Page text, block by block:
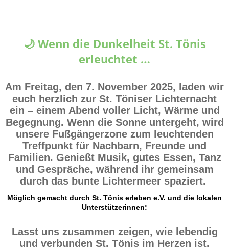
🌙 Wenn die Dunkelheit St. Tönis
erleuchtet …
Am Freitag, den 7. November 2025, laden wir
euch herzlich zur St. Töniser Lichternacht
ein – einem Abend voller Licht, Wärme und
Begegnung. Wenn die Sonne untergeht, wird
unsere Fußgängerzone zum leuchtenden
Treffpunkt für Nachbarn, Freunde und
Familien. Genießt Musik, gutes Essen, Tanz
und Gespräche, während ihr gemeinsam
durch das bunte Lichtermeer spaziert.
Möglich gemacht durch St. Tönis erleben e.V. und die lokalen
Unterstützerinnen:
Lasst uns zusammen zeigen, wie lebendig
und verbunden St. Tönis im Herzen ist.